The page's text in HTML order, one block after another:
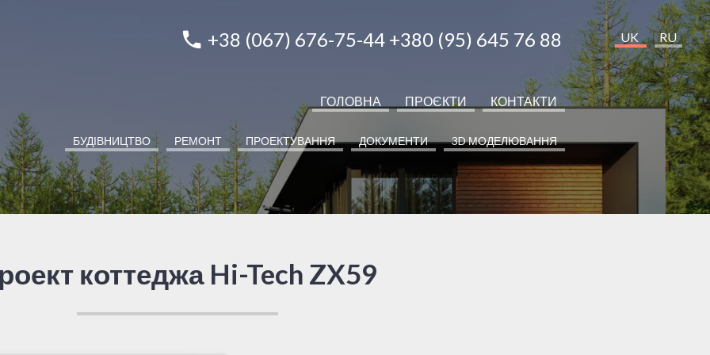
+38 (067) 676-75-44 +380 (95) 645 76 88 UK RU
ГОЛОВНА ПРОЄКТИ КОНТАКТИ
БУДІВНИЦТВО РЕМОНТ ПРОЕКТУВАННЯ ДОКУМЕНТИ 3D МОДЕЛЮВАННЯ
коттеджа Hi-Tech ZX59